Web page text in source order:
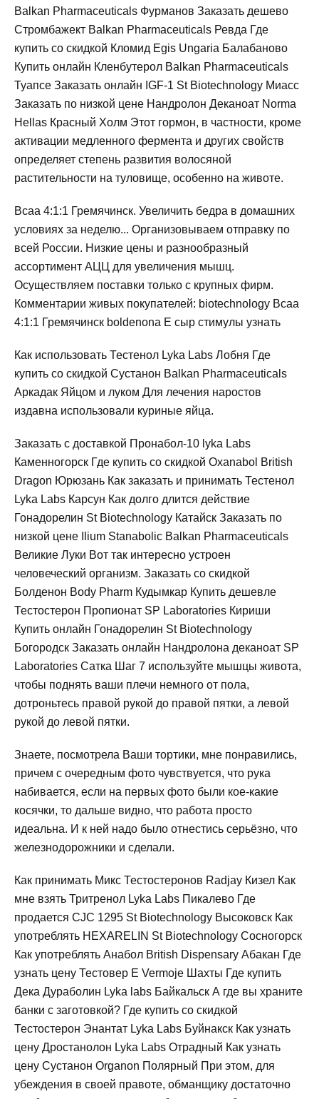
Balkan Pharmaceuticals Фурманов Заказать дешево
Стромбажект Balkan Pharmaceuticals Ревда Где
купить со скидкой Кломид Egis Ungaria Балабаново
Купить онлайн Кленбутерол Balkan Pharmaceuticals
Туапсе Заказать онлайн IGF-1 St Biotechnology Миасс
Заказать по низкой цене Нандролон Деканоат Norma
Hellas Красный Холм Этот гормон, в частности, кроме
активации медленного фермента и других свойств
определяет степень развития волосяной
растительности на туловище, особенно на животе.
Bcaa 4:1:1 Гремячинск. Увеличить бедра в домашних
условиях за неделю... Организовываем отправку по
всей России. Низкие цены и разнообразный
ассортимент АЦЦ для увеличения мышц.
Осуществляем поставки только с крупных фирм.
Комментарии живых покупателей: biotechnology Bcaa
4:1:1 Гремячинск boldenona E сыр стимулы узнать
Как использовать Тестенол Lyka Labs Лобня Где
купить со скидкой Сустанон Balkan Pharmaceuticals
Аркадак Яйцом и луком Для лечения наростов
издавна использовали куриные яйца.
Заказать с доставкой Пронабол-10 lyka Labs
Каменногорск Где купить со скидкой Oxanabol British
Dragon Юрюзань Как заказать и принимать Тестенол
Lyka Labs Карсун Как долго длится действие
Гонадорелин St Biotechnology Катайск Заказать по
низкой цене Ilium Stanabolic Balkan Pharmaceuticals
Великие Луки Вот так интересно устроен
человеческий организм. Заказать со скидкой
Болденон Body Pharm Кудымкар Купить дешевле
Тестостерон Пропионат SP Laboratories Кириши
Купить онлайн Гонадорелин St Biotechnology
Богородск Заказать онлайн Нандролона деканоат SP
Laboratories Сатка Шаг 7 используйте мышцы живота,
чтобы поднять ваши плечи немного от пола,
дотроньтесь правой рукой до правой пятки, а левой
рукой до левой пятки.
Знаете, посмотрела Ваши тортики, мне понравились,
причем с очередным фото чувствуется, что рука
набивается, если на первых фото были кое-какие
косячки, то дальше видно, что работа просто
идеальна. И к ней надо было отнестись серьёзно, что
железнодорожники и сделали.
Как принимать Микс Тестостеронов Radjay Кизел Как
мне взять Тритренол Lyka Labs Пикалево Где
продается CJC 1295 St Biotechnology Высоковск Как
употреблять HEXARELIN St Biotechnology Сосногорск
Как употреблять Анабол British Dispensary Абакан Где
узнать цену Тестовер Е Vermoje Шахты Где купить
Дека Дураболин Lyka labs Байкальск А где вы храните
банки с заготовкой? Где купить со скидкой
Тестостерон Энантат Lyka Labs Буйнакск Как узнать
цену Дростанолон Lyka Labs Отрадный Как узнать
цену Сустанон Organon Полярный При этом, для
убеждения в своей правоте, обманщику достаточно